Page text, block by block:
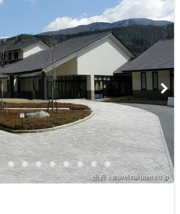
出典：travel.rakuten.co.jp